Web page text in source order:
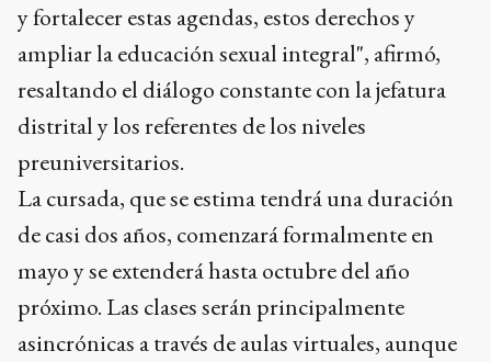
y fortalecer estas agendas, estos derechos y
ampliar la educación sexual integral", afirmó,
resaltando el diálogo constante con la jefatura
distrital y los referentes de los niveles
preuniversitarios.
La cursada, que se estima tendrá una duración
de casi dos años, comenzará formalmente en
mayo y se extenderá hasta octubre del año
próximo. Las clases serán principalmente
asincrónicas a través de aulas virtuales, aunque